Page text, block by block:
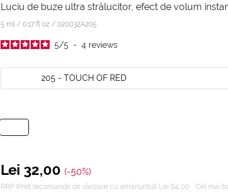
Luciu de buze ultra strălucitor, efect de volum
5 ml / 0.17 fl oz / 020032A205
5/5 - 4 reviews
205 - TOUCH OF RED
Lei 32,00 (-50%)
RRP (Preț recomanda de vânzare cu amănuntul) Lei 64,00
Cel mai